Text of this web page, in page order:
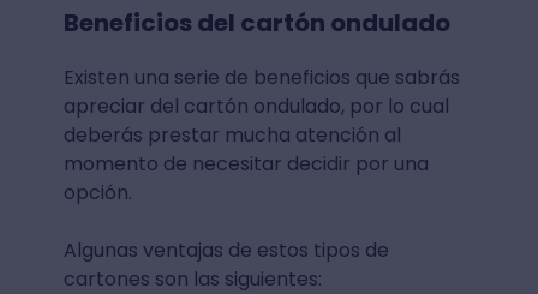
Beneficios del cartón ondulado
Existen una serie de beneficios que sabrás
apreciar del cartón ondulado, por lo cual
deberás prestar mucha atención al
momento de necesitar decidir por una
opción.
Algunas ventajas de estos tipos de
cartones son las siguientes: